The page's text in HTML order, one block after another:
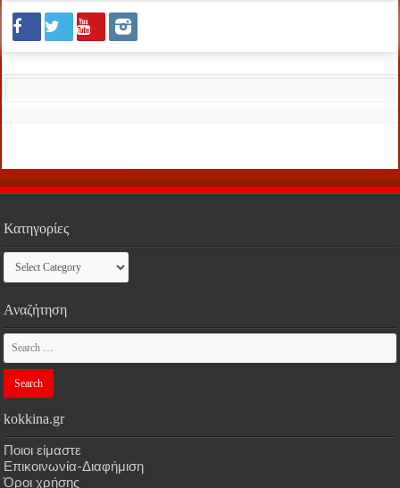
Κατηγορίες
Κατηγορίες
Αναζήτηση
kokkina.gr
Ποιοι είμαστε
Επικοινωνία-Διαφήμιση
Όροι χρήσης